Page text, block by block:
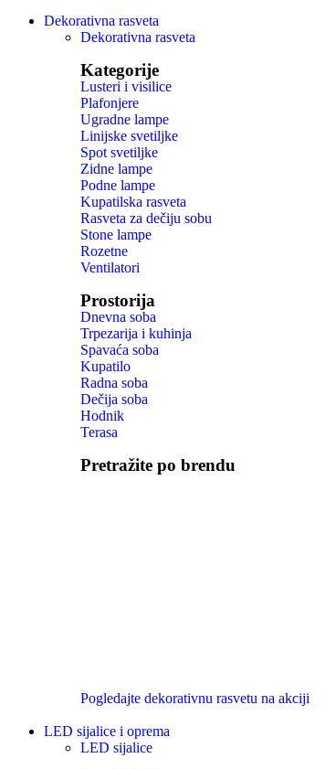
Dekorativna rasveta
Dekorativna rasveta
Kategorije
Lusteri i visilice
Plafonjere
Ugradne lampe
Linijske svetiljke
Spot svetiljke
Zidne lampe
Podne lampe
Kupatilska rasveta
Rasveta za dečiju sobu
Stone lampe
Rozetne
Ventilatori
Prostorija
Dnevna soba
Trpezarija i kuhinja
Spavaća soba
Kupatilo
Radna soba
Dečija soba
Hodnik
Terasa
Pretražite po brendu
Pogledajte dekorativnu rasvetu na akciji
LED sijalice i oprema
LED sijalice